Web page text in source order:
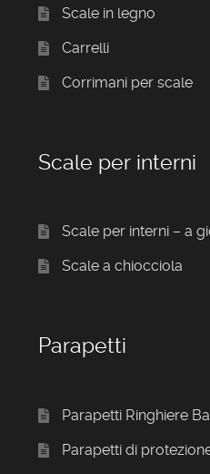
Scale in legno
Carrelli
Corrimani per scale
Scale per interni
Scale per interni – a
Scale a chiocciola
Parapetti
Parapetti Ringhiere
Parapetti di